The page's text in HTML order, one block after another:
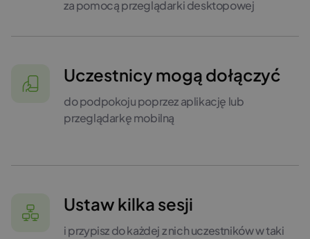
za pomocą przeglądarki desktopowej
Uczestnicy mogą dołączyć
do podpokoju poprzez aplikację lub
przeglądarkę mobilną
Ustaw kilka sesji
i przypisz do każdej z nich uczestników w taki